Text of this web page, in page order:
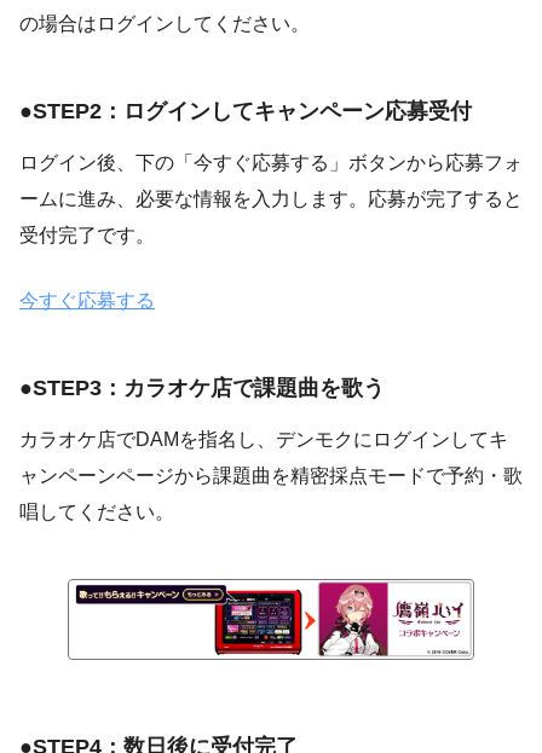
の場合はログインしてください。
●STEP2：ログインしてキャンペーン応募受付
ログイン後、下の「今すぐ応募する」ボタンから応募フォ
ームに進み、必要な情報を入力します。応募が完了すると
受付完了です。
今すぐ応募する
●STEP3：カラオケ店で課題曲を歌う
カラオケ店でDAMを指名し、デンモクにログインしてキ
ャンペーンページから課題曲を精密採点モードで予約・歌
唱してください。
●STEP4：数日後に受付完了